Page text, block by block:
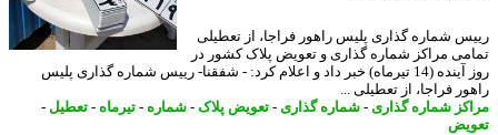
شماره گذاری پلیس راهور فراجا، از تعطیلی
مراکز شماره گذاری و تعویض پلاک کشور در
روز آینده (14 تیرماه) خبر داد و اعلام کرد: - شفقنا- رییس شماره گذاری پلیس
فراجا، از تعطیلی ...
شماره گذاری- شماره گذاری- تعویض پلاک -شماره-تیرماه-تعطیل-